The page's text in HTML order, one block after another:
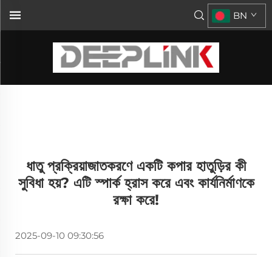
BN
ধাতু প্রক্রিয়াজাতকরণে একটি কপার হাতুড়ির কী
সুবিধা হয়? এটি স্পার্ক হ্রাস করে এবং কার্যনির্মাণকে
রক্ষা করে!
2025-09-10 09:30:56